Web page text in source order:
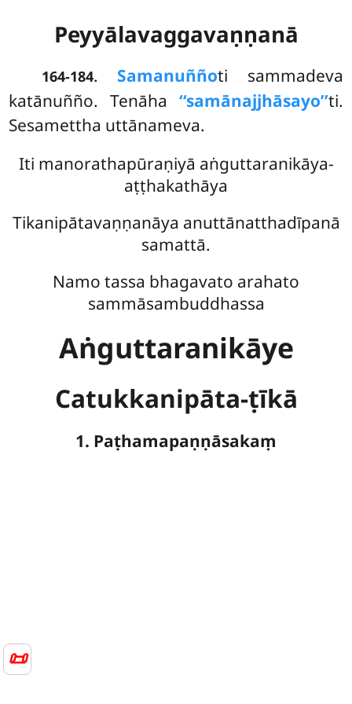
📜
Peyyālavaggavaṇṇanā
164-184. Samanuññoti sammadeva
katānuñño. Tenāha ‘‘samānajjhāsayo’’ti.
Sesamettha uttānameva.
Iti manorathapūraṇiyā aṅguttaranikāya-
aṭṭhakathāya
Tikanipātavaṇṇanāya anuttānatthadīpanā
samattā.
Namo tassa bhagavato arahato
sammāsambuddhassa
Aṅguttaranikāye
Catukkanipāta-ṭīkā
1. Paṭhamapaṇṇāsakaṃ